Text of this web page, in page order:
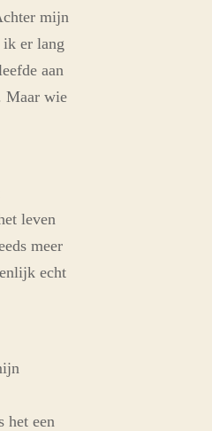
mijn
ik er lang
aan
Maar wie
leven
meer
echt
het een